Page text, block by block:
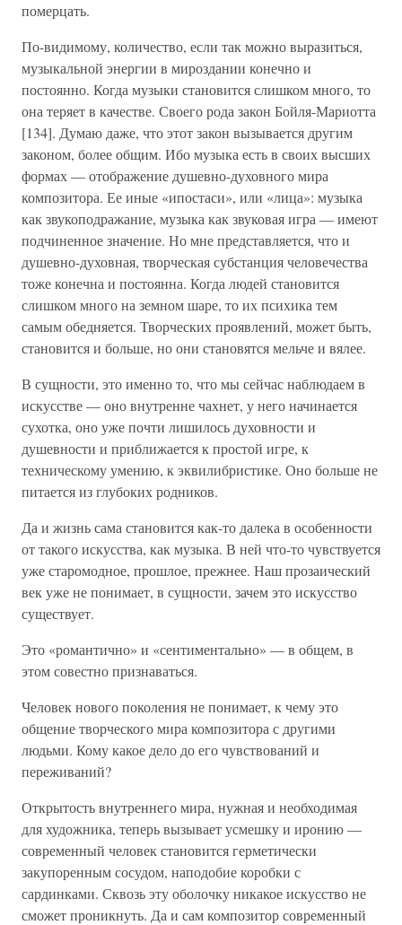
померцать.
По-видимому, количество, если так можно выразиться,
музыкальной энергии в мироздании конечно и
постоянно. Когда музыки становится слишком много, то
она теряет в качестве. Своего рода закон Бойля-Мариотта
[134]. Думаю даже, что этот закон вызывается другим
законом, более общим. Ибо музыка есть в своих высших
формах — отображение душевно-духовного мира
композитора. Ее иные «ипостаси», или «лица»: музыка
как звукоподражание, музыка как звуковая игра — имеют
подчиненное значение. Но мне представляется, что и
душевно-духовная, творческая субстанция человечества
тоже конечна и постоянна. Когда людей становится
слишком много на земном шаре, то их психика тем
самым обедняется. Творческих проявлений, может быть,
становится и больше, но они становятся мельче и вялее.
В сущности, это именно то, что мы сейчас наблюдаем в
искусстве — оно внутренне чахнет, у него начинается
сухотка, оно уже почти лишилось духовности и
душевности и приближается к простой игре, к
техническому умению, к эквилибристике. Оно больше не
питается из глубоких родников.
Да и жизнь сама становится как-то далека в особенности
от такого искусства, как музыка. В ней что-то чувствуется
уже старомодное, прошлое, прежнее. Наш прозаический
век уже не понимает, в сущности, зачем это искусство
существует.
Это «романтично» и «сентиментально» — в общем, в
этом совестно признаваться.
Человек нового поколения не понимает, к чему это
общение творческого мира композитора с другими
людьми. Кому какое дело до его чувствований и
переживаний?
Открытость внутреннего мира, нужная и необходимая
для художника, теперь вызывает усмешку и иронию —
современный человек становится герметически
закупоренным сосудом, наподобие коробки с
сардинками. Сквозь эту оболочку никакое искусство не
сможет проникнуть. Да и сам композитор современный